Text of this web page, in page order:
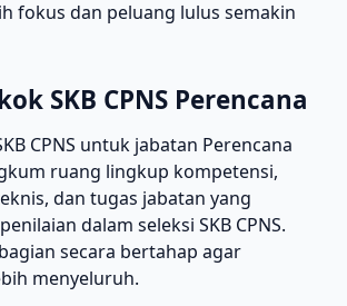
fokus dan peluang lulus semakin
SKB CPNS Perencana
CPNS untuk jabatan Perencana
ruang lingkup kompetensi,
dan tugas jabatan yang
dalam seleksi SKB CPNS.
secara bertahap agar
menyeluruh.